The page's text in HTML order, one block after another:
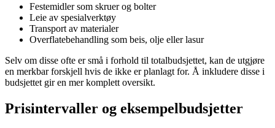
Festemidler som skruer og bolter
Leie av spesialverktøy
Transport av materialer
Overflatebehandling som beis, olje eller lasur
Selv om disse ofte er små i forhold til totalbudsjettet, kan de utgjøre
en merkbar forskjell hvis de ikke er planlagt for. Å inkludere disse i
budsjettet gir en mer komplett oversikt.
Prisintervaller og eksempelbudsjetter